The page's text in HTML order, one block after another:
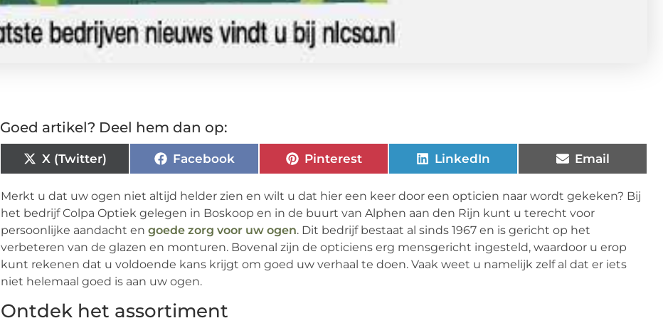
Goed artikel? Deel hem dan op:
X (Twitter) Facebook Pinterest LinkedIn Email
Merkt u dat uw ogen niet altijd helder zien en wilt u dat hier een keer door een opticien naar wordt gekeken? Bij
het bedrijf Colpa Optiek gelegen in Boskoop en in de buurt van Alphen aan den Rijn kunt u terecht voor
persoonlijke aandacht en goede zorg voor uw ogen. Dit bedrijf bestaat al sinds 1967 en is gericht op het
verbeteren van de glazen en monturen. Bovenal zijn de opticiens erg mensgericht ingesteld, waardoor u erop
kunt rekenen dat u voldoende kans krijgt om goed uw verhaal te doen. Vaak weet u namelijk zelf al dat er iets
niet helemaal goed is aan uw ogen.
Ontdek het assortiment